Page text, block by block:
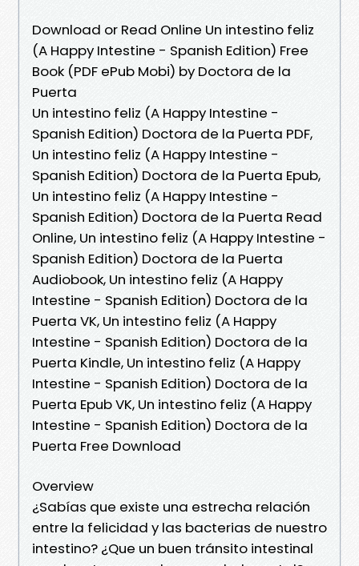
Download or Read Online Un intestino feliz
(A Happy Intestine - Spanish Edition) Free
Book (PDF ePub Mobi) by Doctora de la
Puerta
Un intestino feliz (A Happy Intestine -
Spanish Edition) Doctora de la Puerta PDF,
Un intestino feliz (A Happy Intestine -
Spanish Edition) Doctora de la Puerta Epub,
Un intestino feliz (A Happy Intestine -
Spanish Edition) Doctora de la Puerta Read
Online, Un intestino feliz (A Happy Intestine -
Spanish Edition) Doctora de la Puerta
Audiobook, Un intestino feliz (A Happy
Intestine - Spanish Edition) Doctora de la
Puerta VK, Un intestino feliz (A Happy
Intestine - Spanish Edition) Doctora de la
Puerta Kindle, Un intestino feliz (A Happy
Intestine - Spanish Edition) Doctora de la
Puerta Epub VK, Un intestino feliz (A Happy
Intestine - Spanish Edition) Doctora de la
Puerta Free Download
Overview
¿Sabías que existe una estrecha relación
entre la felicidad y las bacterias de nuestro
intestino? ¿Que un buen tránsito intestinal